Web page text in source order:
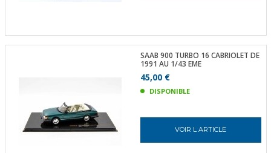
SAAB 900 TURBO 16 CABRIOLET DE
1991 AU 1/43 EME
45,00 €
DISPONIBLE
VOIR L ARTICLE